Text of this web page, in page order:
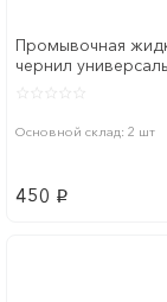
Промывочная
чернил
Основной склад: 2 шт
450 p